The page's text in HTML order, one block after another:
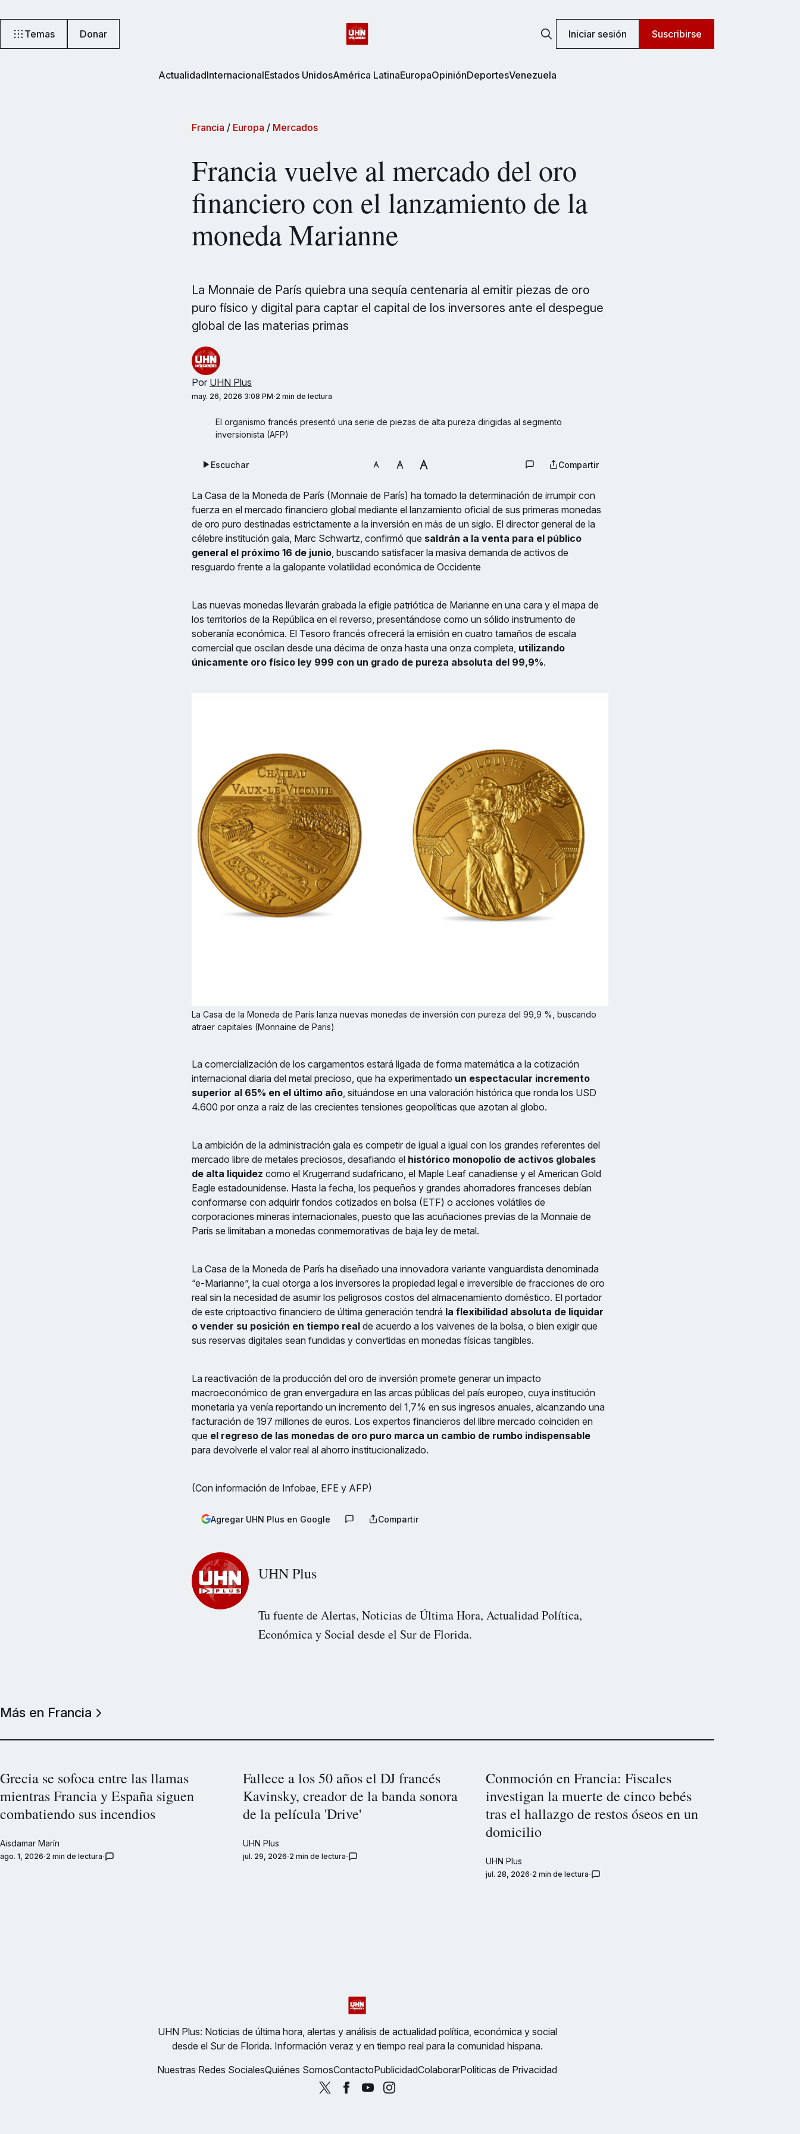
Temas Donar Iniciar sesión Suscribirse
ActualidadInternacionalEstados UnidosAmérica LatinaEuropaOpiniónDeportesVenezuela
Francia / Europa / Mercados
Francia vuelve al mercado del oro
financiero con el lanzamiento de la
moneda Marianne
La Monnaie de París quiebra una sequía centenaria al emitir piezas de oro
puro físico y digital para captar el capital de los inversores ante el despegue
global de las materias primas
Por UHN Plus
may. 26, 2026 3:08 PM 2 min de lectura
El organismo francés presentó una serie de piezas de alta pureza dirigidas al segmento
inversionista (AFP)
Escuchar Compartir
La Casa de la Moneda de París (Monnaie de París) ha tomado la determinación de irrumpir con
fuerza en el mercado financiero global mediante el lanzamiento oficial de sus primeras monedas
de oro puro destinadas estrictamente a la inversión en más de un siglo. El director general de la
célebre institución gala, Marc Schwartz, confirmó que saldrán a la venta para el público
general el próximo 16 de junio, buscando satisfacer la masiva demanda de activos de
resguardo frente a la galopante volatilidad económica de Occidente
Las nuevas monedas llevarán grabada la efigie patriótica de Marianne en una cara y el mapa de
los territorios de la República en el reverso, presentándose como un sólido instrumento de
soberanía económica. El Tesoro francés ofrecerá la emisión en cuatro tamaños de escala
comercial que oscilan desde una décima de onza hasta una onza completa, utilizando
únicamente oro físico ley 999 con un grado de pureza absoluta del 99,9%.
La Casa de la Moneda de París lanza nuevas monedas de inversión con pureza del 99,9 %, buscando
atraer capitales (Monnaine de Paris)
La comercialización de los cargamentos estará ligada de forma matemática a la cotización
internacional diaria del metal precioso, que ha experimentado un espectacular incremento
superior al 65% en el último año, situándose en una valoración histórica que ronda los USD
4.600 por onza a raíz de las crecientes tensiones geopolíticas que azotan al globo.
La ambición de la administración gala es competir de igual a igual con los grandes referentes del
mercado libre de metales preciosos, desafiando el histórico monopolio de activos globales
de alta liquidez como el Krugerrand sudafricano, el Maple Leaf canadiense y el American Gold
Eagle estadounidense. Hasta la fecha, los pequeños y grandes ahorradores franceses debían
conformarse con adquirir fondos cotizados en bolsa (ETF) o acciones volátiles de
corporaciones mineras internacionales, puesto que las acuñaciones previas de la Monnaie de
París se limitaban a monedas conmemorativas de baja ley de metal.
La Casa de la Moneda de París ha diseñado una innovadora variante vanguardista denominada
“e-Marianne”, la cual otorga a los inversores la propiedad legal e irreversible de fracciones de oro
real sin la necesidad de asumir los peligrosos costos del almacenamiento doméstico. El portador
de este criptoactivo financiero de última generación tendrá la flexibilidad absoluta de liquidar
o vender su posición en tiempo real de acuerdo a los vaivenes de la bolsa, o bien exigir que
sus reservas digitales sean fundidas y convertidas en monedas físicas tangibles.
La reactivación de la producción del oro de inversión promete generar un impacto
macroeconómico de gran envergadura en las arcas públicas del país europeo, cuya institución
monetaria ya venía reportando un incremento del 1,7% en sus ingresos anuales, alcanzando una
facturación de 197 millones de euros. Los expertos financieros del libre mercado coinciden en
que el regreso de las monedas de oro puro marca un cambio de rumbo indispensable
para devolverle el valor real al ahorro institucionalizado.
(Con información de Infobae, EFE y AFP)
Agregar UHN Plus en Google Compartir
UHN Plus
Tu fuente de Alertas, Noticias de Última Hora, Actualidad Política,
Económica y Social desde el Sur de Florida.
Más en Francia
Grecia se sofoca entre las llamas
mientras Francia y España siguen
combatiendo sus incendios
Aisdamar Marín
ago. 1, 2026 2 min de lectura
Fallece a los 50 años el DJ francés
Kavinsky, creador de la banda sonora
de la película 'Drive'
UHN Plus
jul. 29, 2026 2 min de lectura
Conmoción en Francia: Fiscales
investigan la muerte de cinco bebés
tras el hallazgo de restos óseos en un
domicilio
UHN Plus
jul. 28, 2026 2 min de lectura
UHN Plus: Noticias de última hora, alertas y análisis de actualidad política, económica y social
desde el Sur de Florida. Información veraz y en tiempo real para la comunidad hispana.
Nuestras Redes SocialesQuiénes SomosContactoPublicidadColaborarPolíticas de Privacidad